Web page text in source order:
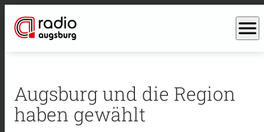
menu
Augsburg und die Region
haben gewählt